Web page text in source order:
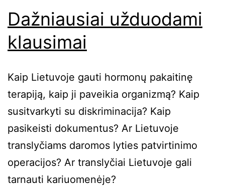
Dažniausiai užduodami
klausimai
Kaip Lietuvoje gauti hormonų pakaitinę
terapiją, kaip ji paveikia organizmą? Kaip
susitvarkyti su diskriminacija? Kaip
pasikeisti dokumentus? Ar Lietuvoje
translyčiams daromos lyties patvirtinimo
operacijos? Ar translyčiai Lietuvoje gali
tarnauti kariuomenėje?